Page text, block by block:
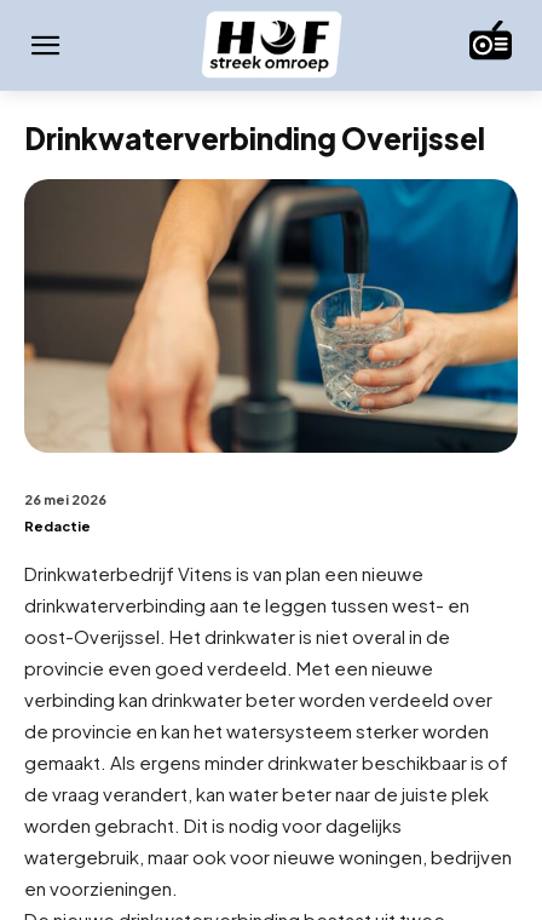
Drinkwaterverbinding Overijssel
26 mei 2026
Redactie
Drinkwaterbedrijf Vitens is van plan een nieuwe
drinkwaterverbinding aan te leggen tussen west- en
oost-Overijssel. Het drinkwater is niet overal in de
provincie even goed verdeeld. Met een nieuwe
verbinding kan drinkwater beter worden verdeeld over
de provincie en kan het watersysteem sterker worden
gemaakt. Als ergens minder drinkwater beschikbaar is of
de vraag verandert, kan water beter naar de juiste plek
worden gebracht. Dit is nodig voor dagelijks
watergebruik, maar ook voor nieuwe woningen, bedrijven
en voorzieningen.